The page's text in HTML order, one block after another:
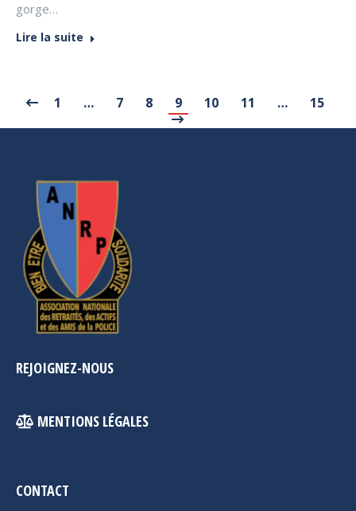
gorge…
Lire la suite
1 … 7 8 9 10 11 … 15
REJOIGNEZ-NOUS
MENTIONS LÉGALES
CONTACT